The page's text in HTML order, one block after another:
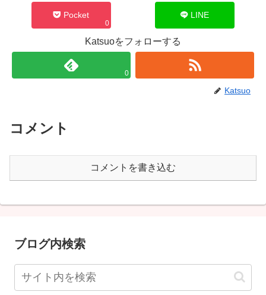
Pocket
0
LINE
Katsuoをフォローする
0
Katsuo
コメント
コメントを書き込む
ブログ内検索